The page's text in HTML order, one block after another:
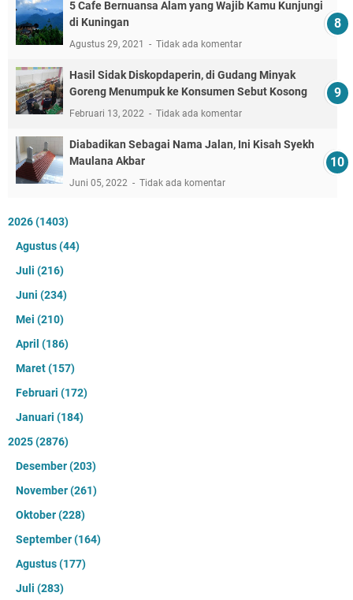
5 Cafe Bernuansa Alam yang Wajib Kamu Kunjungi
di Kuningan
Agustus 29, 2021 Tidak ada komentar
Hasil Sidak Diskopdaperin, di Gudang Minyak
Goreng Menumpuk ke Konsumen Sebut Kosong
Februari 13, 2022 Tidak ada komentar
Diabadikan Sebagai Nama Jalan, Ini Kisah Syekh
Maulana Akbar
Juni 05, 2022 Tidak ada komentar
2026(1403)
Agustus(44)
Juli (216)
Juni (234)
Mei (210)
April (186)
Maret(157)
Februari (172)
Januari (184)
2025(2876)
Desember(203)
November(261)
Oktober(228)
September(164)
Agustus(177)
Juli (283)